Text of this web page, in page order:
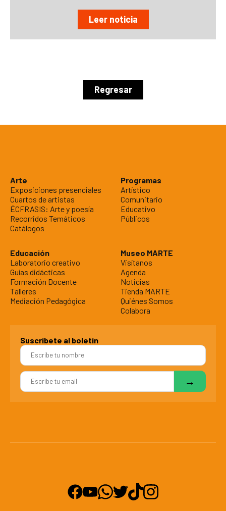
Leer noticia
Regresar
Arte
Exposiciones presenciales
Cuartos de artistas
ÉCFRASIS: Arte y poesía
Recorridos Temáticos
Catálogos
Programas
Artístico
Comunitario
Educativo
Públicos
Educación
Laboratorio creativo
Guías didácticas
Formación Docente
Talleres
Mediación Pedagógica
Museo MARTE
Visítanos
Agenda
Noticias
Tienda MARTE
Quiénes Somos
Colabora
Suscríbete al boletín